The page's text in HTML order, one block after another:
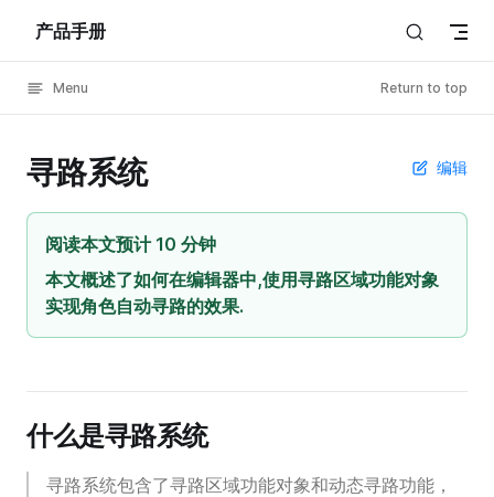
Skip to content
产品手册
Menu Return to top
编辑
寻路系统
阅读本文预计 10 分钟
本文概述了如何在编辑器中,使用寻路区域功能对象
实现角色自动寻路的效果.
什么是寻路系统
寻路系统包含了寻路区域功能对象和动态寻路功能，